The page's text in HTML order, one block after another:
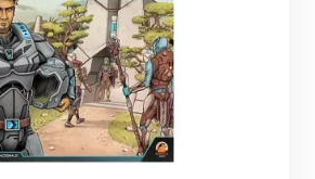
aby hráči na dosiahnutie svojich
lúštili hádanky, rozpoznávali vzory a šifry,
To je jednoduchý príklad pamäťovej
rozdielu, jednoduché párovanie hracích
krížoviek, základom všetkých hier